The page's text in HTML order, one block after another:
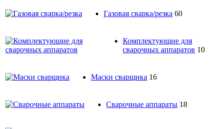
Газовая сварка/резка 60
Комплектующие для
сварочных аппаратов 10
Маски сварщика 16
Сварочные аппараты 18